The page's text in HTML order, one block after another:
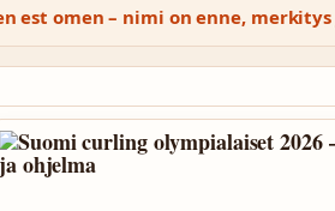
est omen – nimi on enne,